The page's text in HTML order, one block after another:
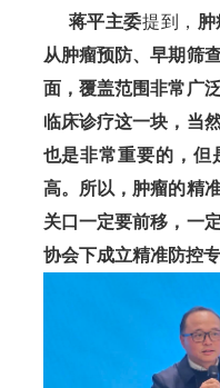
蒋平主委提到，
从肿瘤预防、早期筛
面，覆盖范围非常广
临床诊疗这一块，当
也是非常重要的，但
高。所以，肿瘤的精
关口一定要前移，一
协会下成立精准防控